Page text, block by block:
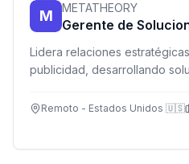
M METATHEORY
Gerente de
Lidera relaciones
publicidad, desarrollando
Remoto - Estados Unidos 🇺🇸